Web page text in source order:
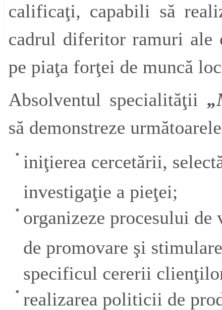
calificaţi, capabili să
cadrul diferitor ramuri ale
pe piaţa forţei de muncă
Absolventul specialităţii
să demonstreze
iniţierea cercetării,
investigaţie a pieţei;
organizeze procesului
de promovare şi
specificul cererii
realizarea politicii de